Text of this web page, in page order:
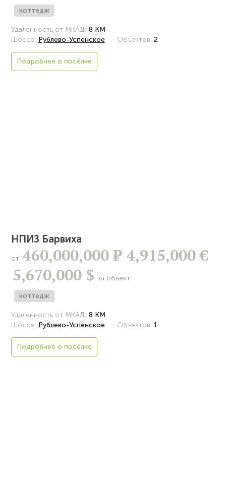
коттедж
Удаленность от МКАД: 8 КМ
Шоссе: Рублево-Успенское Объектов: 2
Подробнее о посёлке
НПИЗ Барвиха
от 460,000,000Р 4,915,000 €
5,670,000 $ за объект
коттедж
Удаленность от МКАД: 8 КМ
Шоссе: Рублево-Успенское Объектов: 1
Подробнее о посёлке